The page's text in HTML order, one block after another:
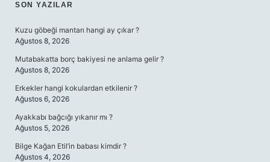
SIDEBAR
SON YAZILAR
Kuzu göbeği mantarı hangi ay çıkar ?
Ağustos 8, 2026
Mutabakatta borç bakiyesi ne anlama gelir ?
Ağustos 8, 2026
Erkekler hangi kokulardan etkilenir ?
Ağustos 6, 2026
Ayakkabı bağcığı yıkanır mı ?
Ağustos 5, 2026
Bilge Kağan Etil’in babası kimdir ?
Ağustos 4, 2026